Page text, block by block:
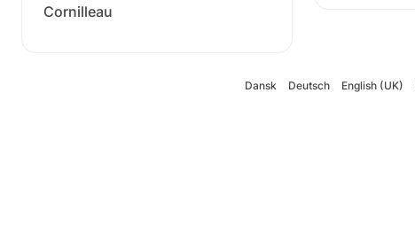
Cornilleau
Dansk Deutsch English (UK)